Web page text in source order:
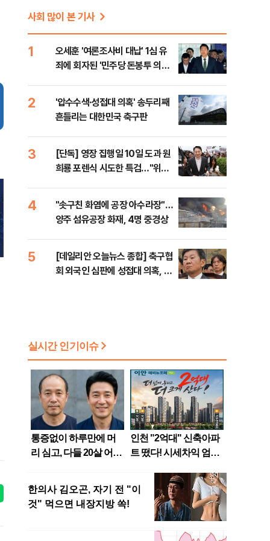
사회 많이 본 기사
1
오세훈 '여론조사비 대납' 1심 유
죄에 회자된 '민주당 돈봉투 의
2
'압수수색·성접대 의혹' 송두리째
흔들리는 대한민국 축구판
3
[단독] 영장 집행일 10일 도과 원
희룡 포렌식 시도한 특검…"위법
4
"솟구친 화염에 공장 아수라장"…
양주 섬유공장 화재, 4명 중경상
5
[데일리안 오늘뉴스 종합] 축구협
회 외국인 심판에 성접대 의혹, 李
99%" 등